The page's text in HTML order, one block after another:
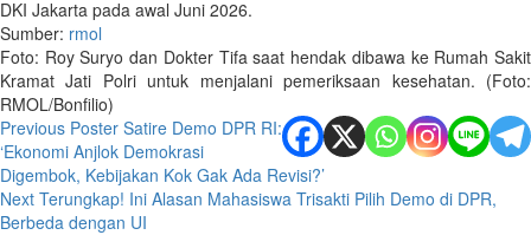
DKI Jakarta pada awal Juni 2026.
Sumber: rmol
Foto: Roy Suryo dan Dokter Tifa saat hendak dibawa ke Rumah Sakit
Kramat Jati Polri untuk menjalani pemeriksaan kesehatan. (Foto:
RMOL/Bonfilio)
Post
navigation
Previous Poster Satire Demo DPR RI:
‘Ekonomi Anjlok Demokrasi
Digembok, Kebijakan Kok Gak Ada Revisi?’
Next Terungkap! Ini Alasan Mahasiswa Trisakti Pilih Demo di DPR,
Berbeda dengan UI